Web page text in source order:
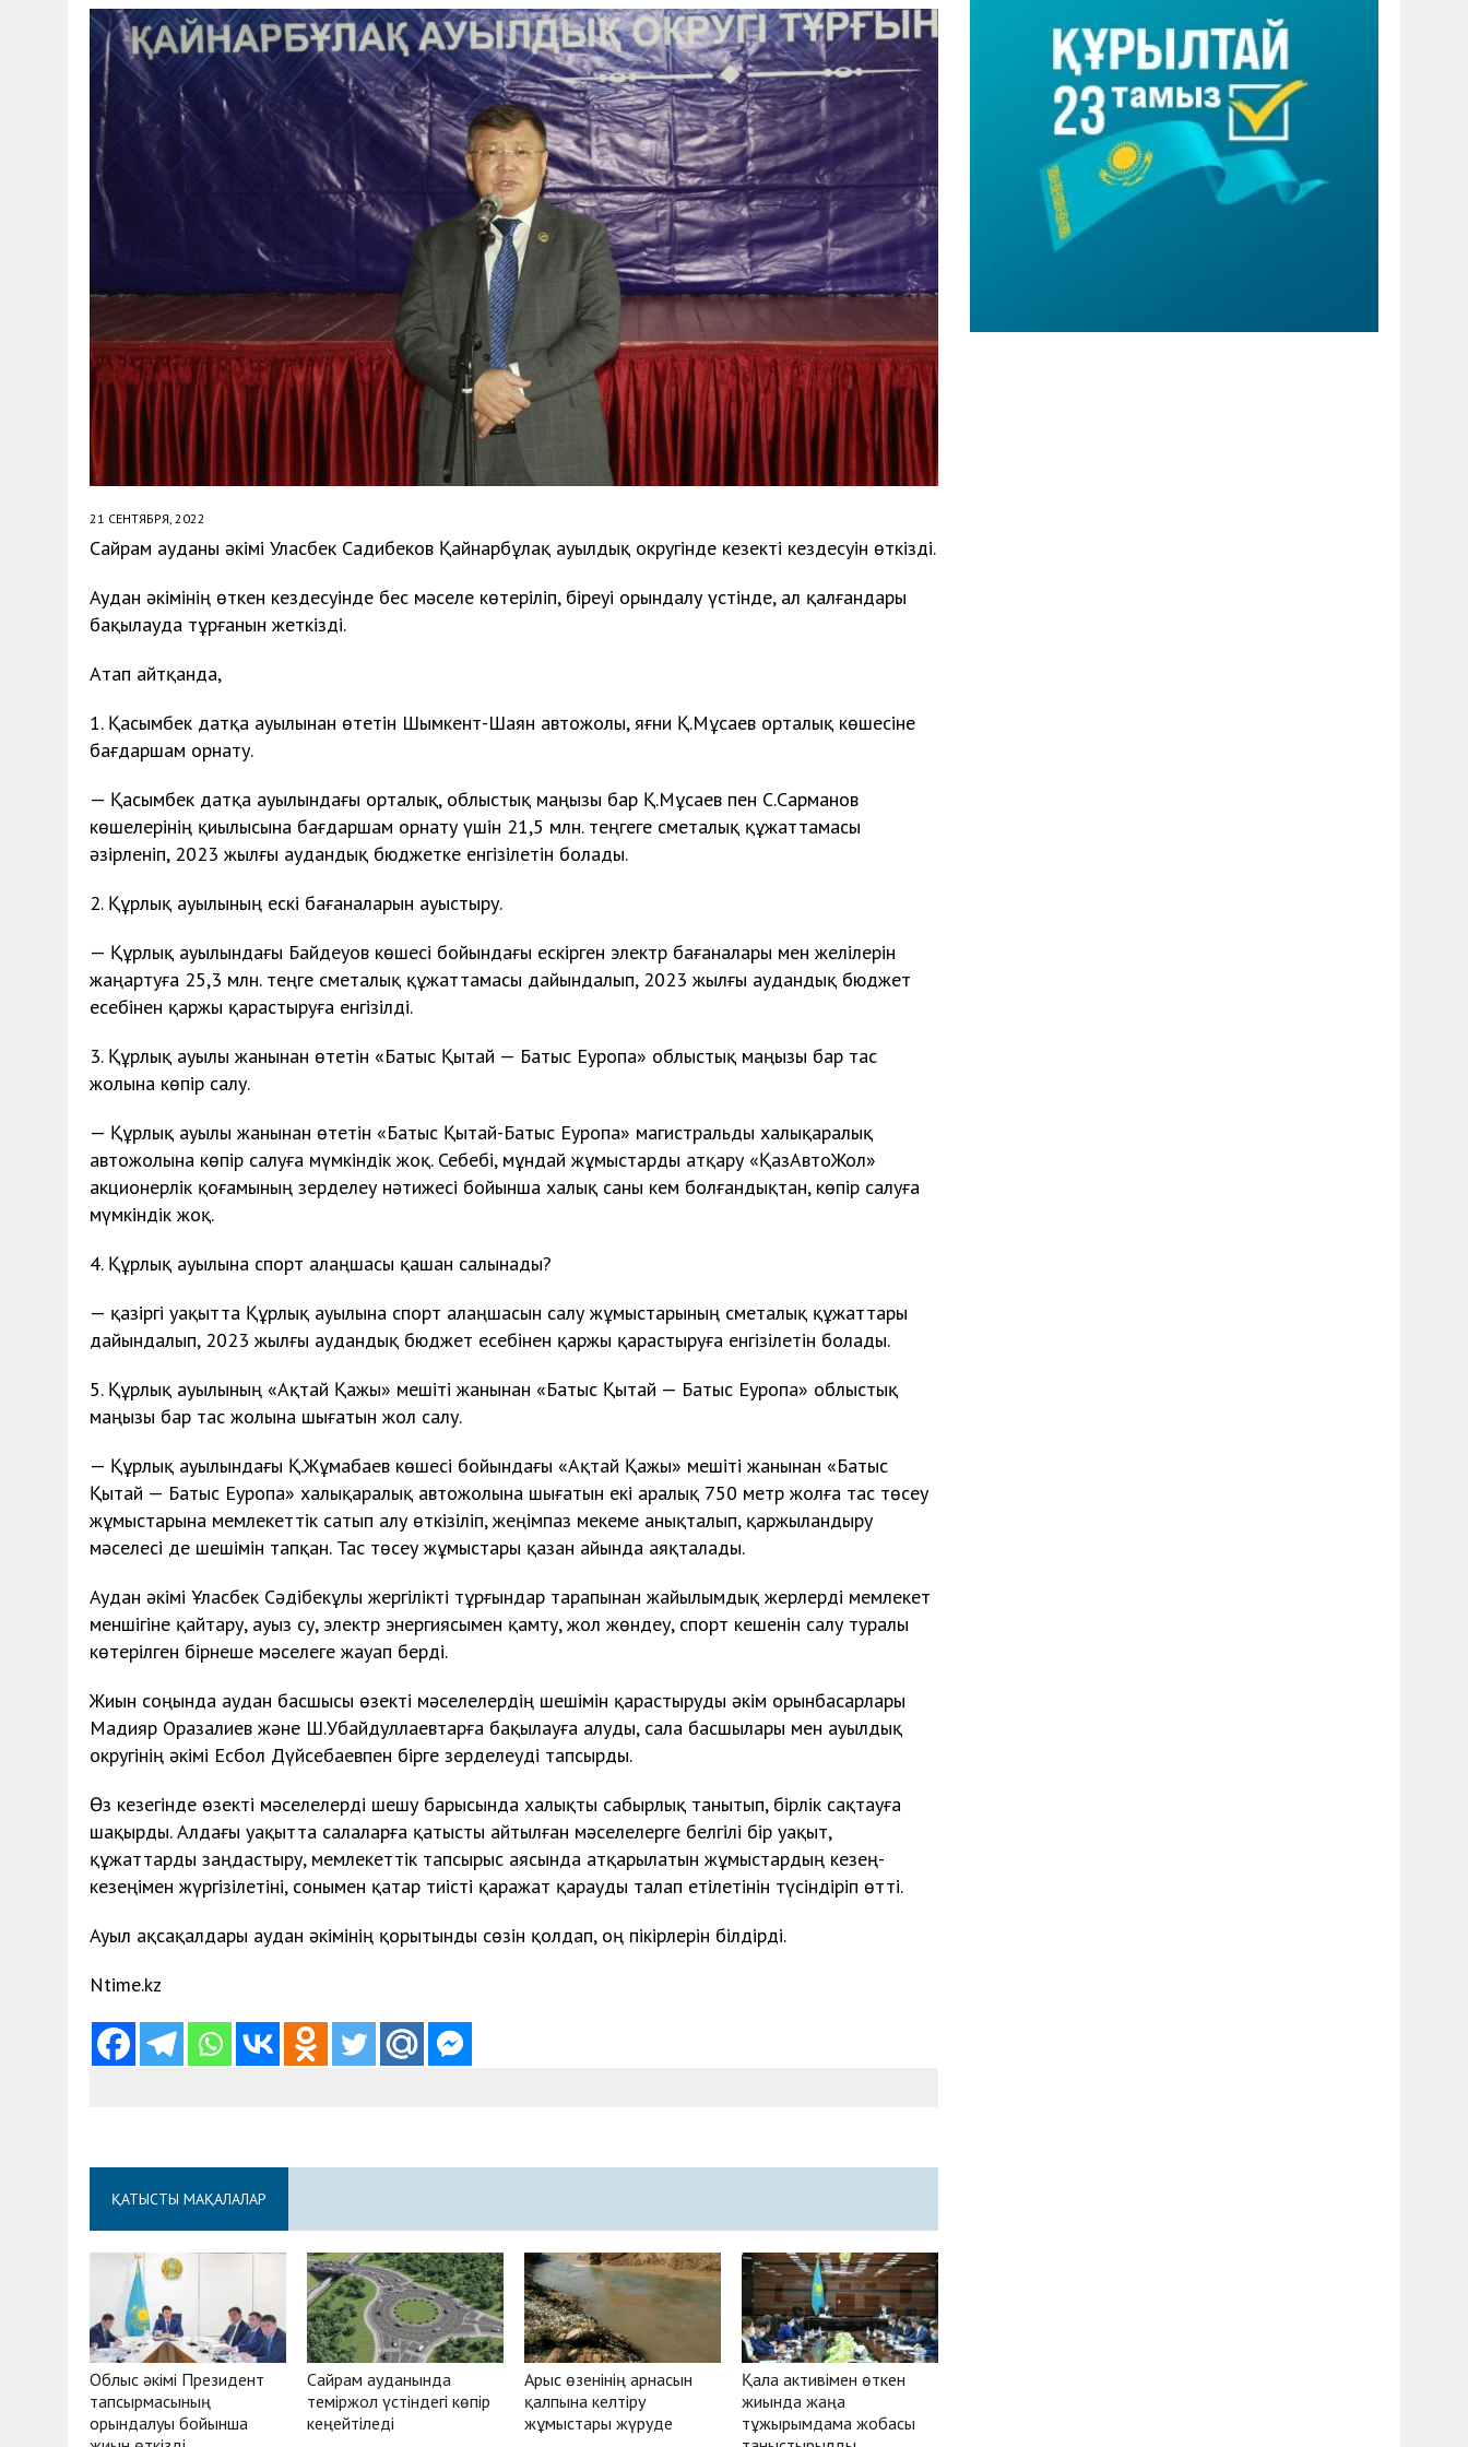
30 МАЯ, 2026 | ТҮСІНДІРУ ЖҰМЫСТАРЫ ЖҮРГІЗІЛДІ
21 СЕНТЯБРЯ, 2022
Сайрам ауданы әкімі Уласбек Садибеков Қайнарбұлақ ауылдық округінде кезекті кездесуін өткізді.
Аудан әкімінің өткен кездесуінде бес мәселе көтеріліп, біреуі орындалу үстінде, ал қалғандары
бақылауда тұрғанын жеткізді.
Атап айтқанда,
1. Қасымбек датқа ауылынан өтетін Шымкент-Шаян автожолы, яғни Қ.Мұсаев орталық көшесіне
бағдаршам орнату.
— Қасымбек датқа ауылындағы орталық, облыстық маңызы бар Қ.Мұсаев пен С.Сарманов
көшелерінің қиылысына бағдаршам орнату үшін 21,5 млн. теңгеге сметалық құжаттамасы
әзірленіп, 2023 жылғы аудандық бюджетке енгізілетін болады.
2. Құрлық ауылының ескі бағаналарын ауыстыру.
— Құрлық ауылындағы Байдеуов көшесі бойындағы ескірген электр бағаналары мен желілерін
жаңартуға 25,3 млн. теңге сметалық құжаттамасы дайындалып, 2023 жылғы аудандық бюджет
есебінен қаржы қарастыруға енгізілді.
3. Құрлық ауылы жанынан өтетін «Батыс Қытай — Батыс Еуропа» облыстық маңызы бар тас
жолына көпір салу.
— Құрлық ауылы жанынан өтетін «Батыс Қытай-Батыс Еуропа» магистральды халықаралық
автожолына көпір салуға мүмкіндік жоқ. Себебі, мұндай жұмыстарды атқару «ҚазАвтоЖол»
акционерлік қоғамының зерделеу нәтижесі бойынша халық саны кем болғандықтан, көпір салуға
мүмкіндік жоқ.
4. Құрлық ауылына спорт алаңшасы қашан салынады?
— қазіргі уақытта Құрлық ауылына спорт алаңшасын салу жұмыстарының сметалық құжаттары
дайындалып, 2023 жылғы аудандық бюджет есебінен қаржы қарастыруға енгізілетін болады.
5. Құрлық ауылының «Ақтай Қажы» мешіті жанынан «Батыс Қытай — Батыс Еуропа» облыстық
маңызы бар тас жолына шығатын жол салу.
— Құрлық ауылындағы Қ.Жұмабаев көшесі бойындағы «Ақтай Қажы» мешіті жанынан «Батыс
Қытай — Батыс Еуропа» халықаралық автожолына шығатын екі аралық 750 метр жолға тас төсеу
жұмыстарына мемлекеттік сатып алу өткізіліп, жеңімпаз мекеме анықталып, қаржыландыру
мәселесі де шешімін тапқан. Тас төсеу жұмыстары қазан айында аяқталады.
Аудан әкімі Ұласбек Сәдібекұлы жергілікті тұрғындар тарапынан жайылымдық жерлерді мемлекет
меншігіне қайтару, ауыз су, электр энергиясымен қамту, жол жөндеу, спорт кешенін салу туралы
көтерілген бірнеше мәселеге жауап берді.
Жиын соңында аудан басшысы өзекті мәселелердің шешімін қарастыруды әкім орынбасарлары
Мадияр Оразалиев және Ш.Убайдуллаевтарға бақылауға алуды, сала басшылары мен ауылдық
округінің әкімі Есбол Дүйсебаевпен бірге зерделеуді тапсырды.
Өз кезегінде өзекті мәселелерді шешу барысында халықты сабырлық танытып, бірлік сақтауға
шақырды. Алдағы уақытта салаларға қатысты айтылған мәселелерге белгілі бір уақыт,
құжаттарды заңдастыру, мемлекеттік тапсырыс аясында атқарылатын жұмыстардың кезең-
кезеңімен жүргізілетіні, сонымен қатар тиісті қаражат қарауды талап етілетінін түсіндіріп өтті.
Ауыл ақсақалдары аудан әкімінің қорытынды сөзін қолдап, оң пікірлерін білдірді.
Ntime.kz
ҚАТЫСТЫ МАҚАЛАЛАР
Облыс әкімі Президент
тапсырмасының
орындалуы бойынша
Сайрам ауданында
теміржол үстіндегі көпір
кеңейтіледі
Арыс өзенінің арнасын
қалпына келтіру
жұмыстары жүруде
Қала активімен өткен
жиында жаңа
тұжырымдама жобасы